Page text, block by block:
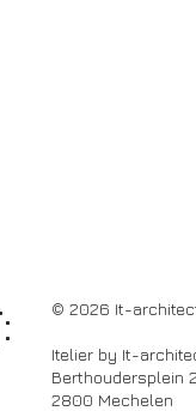
© 2026 It-
Itelier by It-
Berthoudersplein
2800 Mechelen